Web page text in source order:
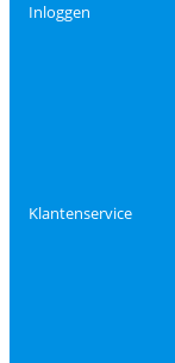
Inloggen
Klantenservice